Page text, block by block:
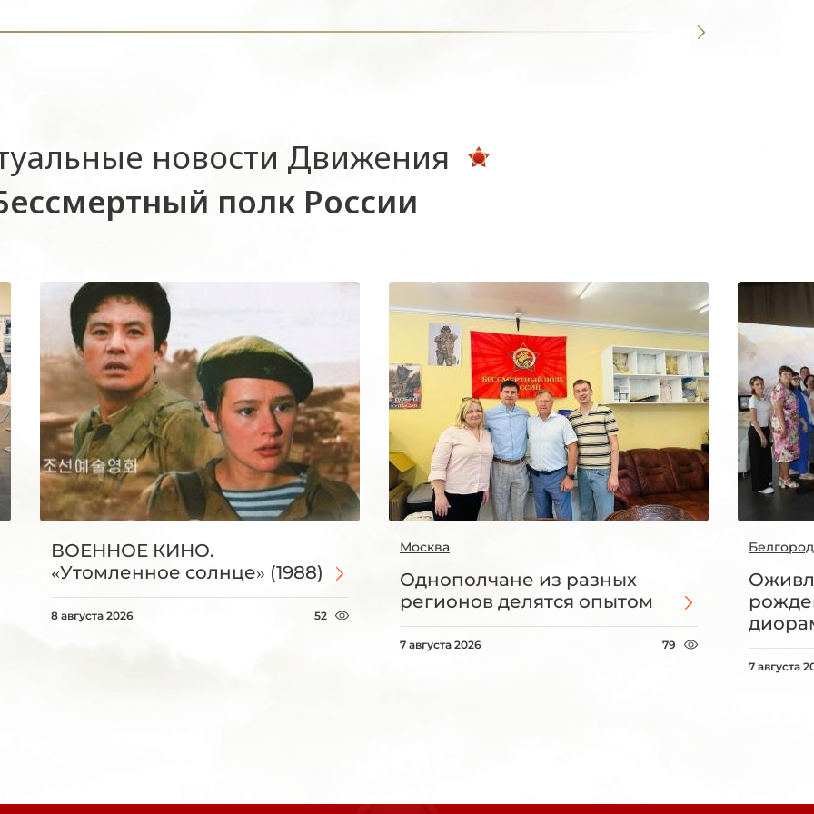
новости Движения
полк России
ВОЕННОЕ КИНО.
«Утомленное солнце» (1988)
8 августа 2026 52
Москва
Однополчане из разных
регионов делятся опытом
7 августа 2026 79
7 августа